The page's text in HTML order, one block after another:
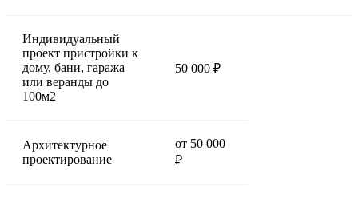
Индивидуальный
проект пристройки к
дому, бани, гаража
или веранды до
100м2
50 000 ₽
Архитектурное
проектирование
от 50 000
₽